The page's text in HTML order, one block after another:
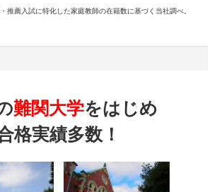
推薦入試に特化した家庭教師の在籍数に基づく当社調べ。
難関大学をはじめ
格実績多数！